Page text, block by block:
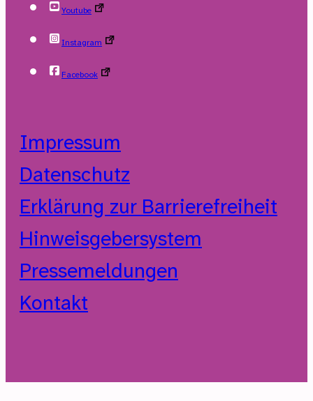
Youtube
Instagram
Facebook
Impressum
Datenschutz
Erklärung zur Barrierefreiheit
Hinweisgebersystem
Pressemeldungen
Kontakt